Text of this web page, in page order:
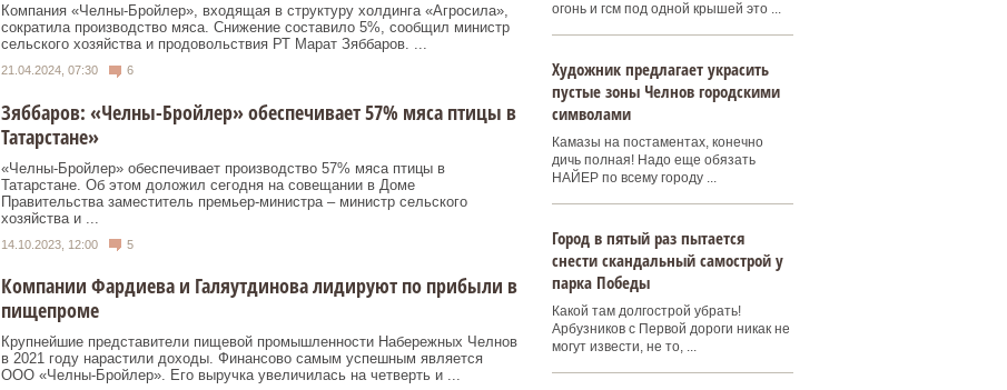
Компания «Челны-Бройлер», входящая в структуру холдинга «Агросила»,
сократила производство мяса. Снижение составило 5%, сообщил министр
сельского хозяйства и продовольствия РТ Марат Зяббаров. ...
21.04.2024, 07:30 6
Зяббаров: «Челны-Бройлер» обеспечивает 57% мяса птицы в
Татарстане»
«Челны-Бройлер» обеспечивает производство 57% мяса птицы в
Татарстане. Об этом доложил сегодня на совещании в Доме
Правительства заместитель премьер-министра – министр сельского
хозяйства и ...
14.10.2023, 12:00 5
Компании Фардиева и Галяутдинова лидируют по прибыли в
пищепроме
Крупнейшие представители пищевой промышленности Набережных Челнов
в 2021 году нарастили доходы. Финансово самым успешным является
ООО «Челны-Бройлер». Его выручка увеличилась на четверть и ...
огонь и гсм под одной крышей это ...
Художник предлагает украсить
пустые зоны Челнов городскими
символами
Камазы на постаментах, конечно
дичь полная! Надо еще обязать
НАЙЕР по всему городу ...
Город в пятый раз пытается
снести скандальный самострой у
парка Победы
Какой там долгострой убрать!
Арбузников с Первой дороги никак не
могут извести, не то, ...